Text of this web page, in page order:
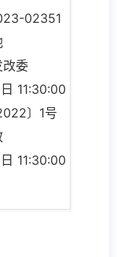
02351
委
11:30:00
〕1号
11:30:00